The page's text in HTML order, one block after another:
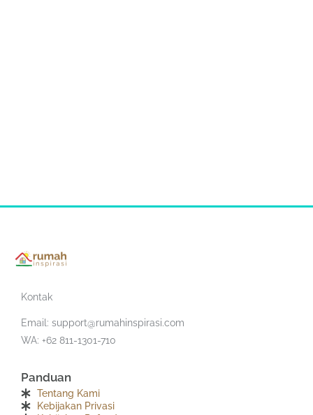
Kontak
Email: support@rumahinspirasi.com
WA: +62 811-1301-710
Panduan
Tentang Kami
Kebijakan Privasi